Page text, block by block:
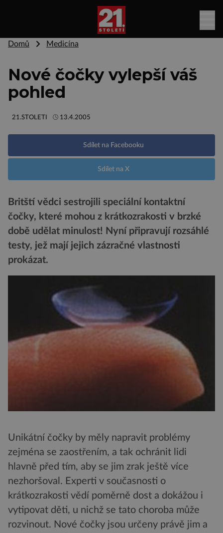
Domů Medicína
Nové čočky vylepší váš
pohled
21.STOLETI 13.4.2005
Sdílet na Facebooku
Sdílet na X
Britští vědci sestrojili speciální kontaktní
čočky, které mohou z krátkozrakosti v brzké
době udělat minulost! Nyní připravují rozsáhlé
testy, jež mají jejich zázračné vlastnosti
prokázat.
Unikátní čočky by měly napravit problémy
zejména se zaostřením, a tak ochránit lidi
hlavně před tím, aby se jim zrak ještě více
nezhoršoval. Experti v současnosti o
krátkozrakosti vědí poměrně dost a dokážou i
vytipovat děti, u nichž se tato choroba může
rozvinout. Nové čočky jsou určeny právě jim a